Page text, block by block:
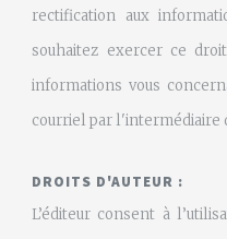
rectification aux
souhaitez exercer ce
informations vous
courriel par l'intermédiaire
DROITS D'AUTEUR :
L’éditeur consent à